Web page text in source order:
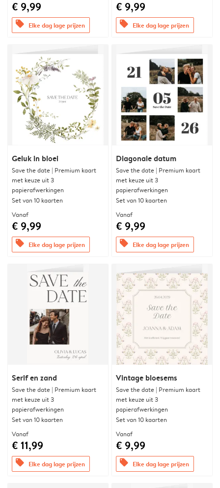
€ 9,99
offers Elke dag lage prijzen
€ 9,99
offers Elke dag lage prijzen
Geluk in bloei
Save the date | Premium kaart
met keuze uit 3
papierafwerkingen
Set van 10 kaarten
Vanaf
€ 9,99
offers Elke dag lage prijzen
Diagonale datum
Save the date | Premium kaart
met keuze uit 3
papierafwerkingen
Set van 10 kaarten
Vanaf
€ 9,99
offers Elke dag lage prijzen
Serif en zand
Save the date | Premium kaart
met keuze uit 3
papierafwerkingen
Set van 10 kaarten
Vanaf
€ 11,99
offers Elke dag lage prijzen
Vintage bloesems
Save the date | Premium kaart
met keuze uit 3
papierafwerkingen
Set van 10 kaarten
Vanaf
€ 9,99
offers Elke dag lage prijzen